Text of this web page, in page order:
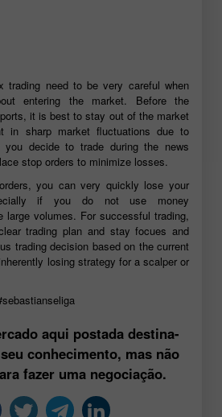
trading need to be very careful when
entering the market. Before the
it is best to stay out of the market
in sharp market fluctuations due to
you decide to trade during the news
stop orders to minimize losses.
you can very quickly lose your
if you do not use money
large volumes. For successful trading,
trading plan and stay focues and
trading decision based on the current
losing strategy for a scalper or
aqui postada destina-
conhecimento, mas não
fazer uma negociação.